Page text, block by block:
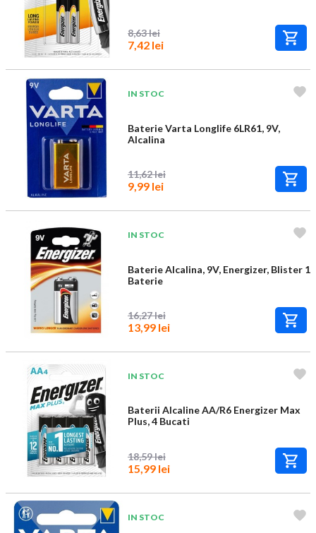
8,63 lei
7,42 lei
IN STOC
Baterie Varta Longlife 6LR61, 9V,
Alcalina
11,62 lei
9,99 lei
IN STOC
Baterie Alcalina, 9V, Energizer, Blister 1
Baterie
16,27 lei
13,99 lei
IN STOC
Baterii Alcaline AA/R6 Energizer Max
Plus, 4 Bucati
18,59 lei
15,99 lei
IN STOC